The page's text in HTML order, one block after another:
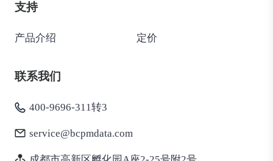
支持
产品介绍 定价
联系我们
400-9696-311转3
service@bcpmdata.com